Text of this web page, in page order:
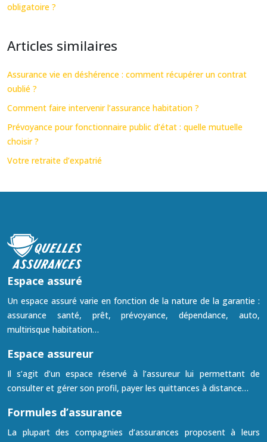
obligatoire ?
Articles similaires
Assurance vie en déshérence : comment récupérer un contrat
oublié ?
Comment faire intervenir l’assurance habitation ?
Prévoyance pour fonctionnaire public d’état : quelle mutuelle
choisir ?
Votre retraite d’expatrié
Espace assuré
Un espace assuré varie en fonction de la nature de la garantie :
assurance santé, prêt, prévoyance, dépendance, auto,
multirisque habitation…
Espace assureur
Il s’agit d’un espace réservé à l’assureur lui permettant de
consulter et gérer son profil, payer les quittances à distance…
Formules d’assurance
La plupart des compagnies d’assurances proposent à leurs